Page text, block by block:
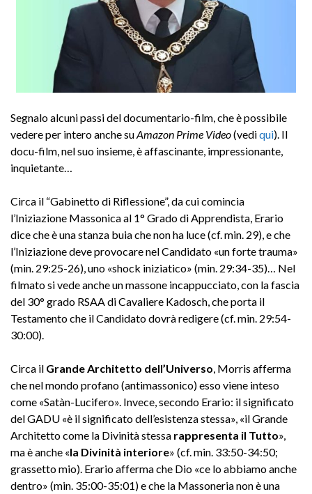
Segnalo alcuni passi del documentario-film, che è possibile
vedere per intero anche suAmazon Prime Video(vediqui). Il
docu-film, nel suo insieme, è affascinante, impressionante,
inquietante…
Circa il “Gabinetto di Riflessione”, da cui comincia
l’Iniziazione Massonica al 1° Grado di Apprendista, Erario
dice che è una stanza buia che non ha luce (cf. min. 29), e che
l’Iniziazione deve provocare nel Candidato «un forte trauma»
(min. 29:25-26), uno «shock iniziatico» (min. 29:34-35)… Nel
filmato si vede anche un massone incappucciato, con la fascia
del 30° grado RSAA di Cavaliere Kadosch, che porta il
Testamento che il Candidato dovrà redigere (cf. min. 29:54-
30:00).
Circa il Grande Architetto dell’Universo , Morris afferma
che nel mondo profano (antimassonico) esso viene inteso
come «Satàn-Lucifero». Invece, secondo Erario: il significato
del GADU «è il significato dell’esistenza stessa», «il Grande
Architetto come la Divinità stessa rappresenta il Tutto»,
ma è anche «la Divinità interiore» (cf. min. 33:50-34:50;
grassetto mio). Erario afferma che Dio «ce lo abbiamo anche
dentro» (min. 35:00-35:01) e che la Massoneria non è una